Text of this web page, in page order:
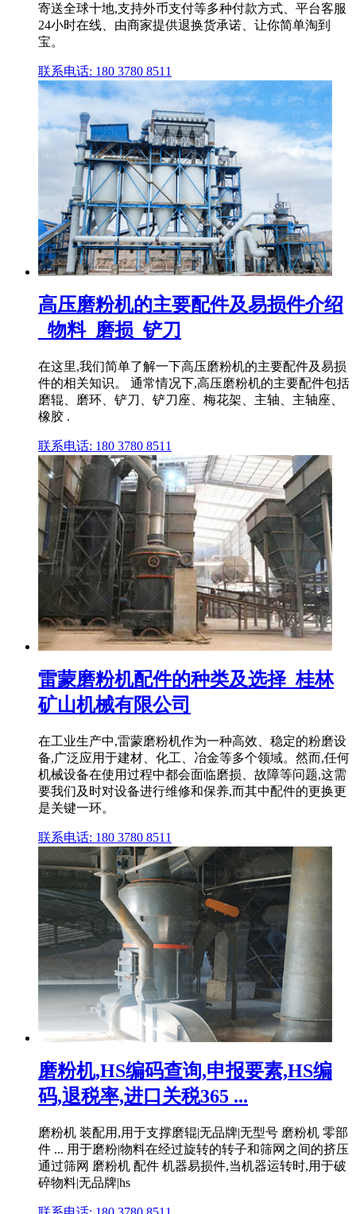
寄送全球十地,支持外币支付等多种付款方式、平台客服
24小时在线、由商家提供退换货承诺、让你简单淘到
宝。
联系电话: 180 3780 8511
高压磨粉机的主要配件及易损件介绍
_物料_磨损_铲刀
在这里,我们简单了解一下高压磨粉机的主要配件及易损
件的相关知识。 通常情况下,高压磨粉机的主要配件包括
磨辊、磨环、铲刀、铲刀座、梅花架、主轴、主轴座、
橡胶 .
联系电话: 180 3780 8511
雷蒙磨粉机配件的种类及选择_桂林
矿山机械有限公司
在工业生产中,雷蒙磨粉机作为一种高效、稳定的粉磨设
备,广泛应用于建材、化工、冶金等多个领域。然而,任何
机械设备在使用过程中都会面临磨损、故障等问题,这需
要我们及时对设备进行维修和保养,而其中配件的更换更
是关键一环。
联系电话: 180 3780 8511
磨粉机,HS编码查询,申报要素,HS编
码,退税率,进口关税365 ...
磨粉机 装配用,用于支撑磨辊|无品牌|无型号 磨粉机 零部
件 ... 用于磨粉|物料在经过旋转的转子和筛网之间的挤压
通过筛网 磨粉机 配件 机器易损件,当机器运转时,用于破
碎物料|无品牌|hs